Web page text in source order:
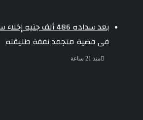
بعد سداده 486 ألف
فى قضية متجمد نفقة طليقته
منذ 21 ساعة